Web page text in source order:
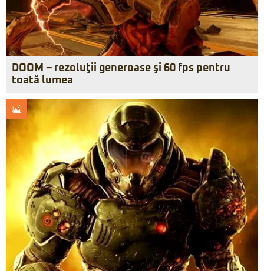
DOOM – rezoluţii generoase şi 60 fps pentru
toată lumea